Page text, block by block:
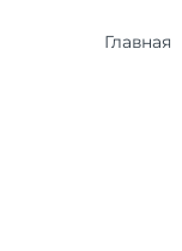
Главная